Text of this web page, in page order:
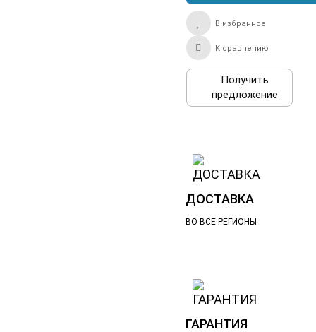
В избранное
К сравнению
Получить
предложение
ДОСТАВКА
ВО ВСЕ РЕГИОНЫ
ГАРАНТИЯ